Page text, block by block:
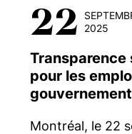
22
2025
Transparence
pour les
gouvernement
Montréal, le 22